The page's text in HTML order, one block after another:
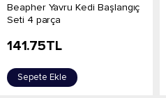
Beapher Yavru Kedi Başlangıç
Seti 4 parça
141.75TL
Sepete Ekle